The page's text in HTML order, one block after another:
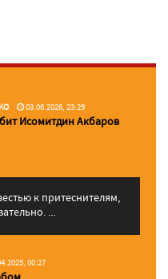
03.06.2026, 23:29
Исомитдин Акбаров
к притеснителям,
...
00:27